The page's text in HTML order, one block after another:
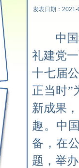
发表日期：
中
礼建党
十七届
正当时”
新成果
趣。中
备，在
题，举